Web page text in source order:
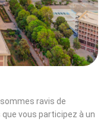
ravis de
vous participez à un